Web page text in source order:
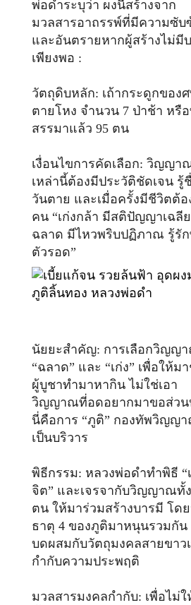
พ่อดำระบุว่า ผงนี้สร้างจาก
มวลสารอาถรรพ์ที่มีความซับ
และอันตรายหากผู้สร้างไม่มี
เพียงพอ :
วัตถุดิบหลัก: เถ้ากระดูกของ
ตายโหง จำนวน 7 ป่าช้า หรื
สรรมาแล้ว 95 ตน
เงื่อนไขการคัดเลือก: วิญญา
เหล่านี้ต้องมีประวัติชัดเจน รู้
วันตาย และเมื่อครั้งมีชีวิตต้อ
คน “เก่งกล้า มีสติปัญญาเฉลี
ฉลาด มีไหวพริบปฏิภาณ รู้รั
ตัวรอด”
นัยยะสำคัญ: การเลือกวิญญ
“ฉลาด” และ “เก่ง” เพื่อให้ม
ผู้บูชาทำมาหากิน ไม่ใช่เอา
วิญญาณที่อดอยากมาขอส่ว
นี่คือการ “ภูติ” กองทัพวิญญ
เป็นบริวาร
พิธีกรรม: หลวงพ่อดำทำพิธี “
จิต” และเจรจากับวิญญาณทั้
ตน ให้มาร่วมสร้างบารมี โด
ธาตุ 4 ของภูติมาหนุนรวมกัน
บดผสมกับวัตถุมงคลสายขาว
กำกับความประพฤติ
มวลสารมงคลกำกับ: เพื่อไม่ใ